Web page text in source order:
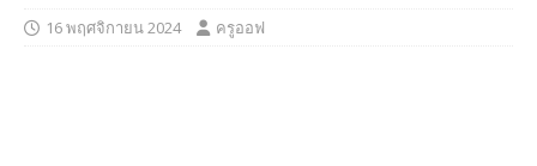
16 พฤศจิกายน 2024 ครูออฟ